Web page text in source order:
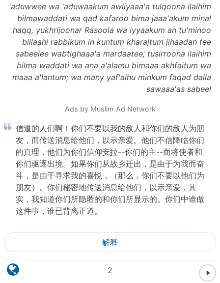
'aduwwee wa 'aduwaakum awliyaaa'a tulqoona ilaihim
bilmawaddati wa qad kafaroo bima jaaa'akum minal
haqq, yukhrijoonar Rasoola wa iyyaakum an tu'minoo
billaahi rabbikum in kuntum kharajtum jihaadan fee
sabeelee wabtighaaa'a mardaatee; tusirroona ilaihim
bilma waddati wa ana a'alamu bimaaa akhfaitum wa
maaa a'lantum; wa many yaf'alhu minkum faqad dalla
sawaaa'as sabeel
Ads by Muslim Ad Network
信道的人们啊！你们不要以我的敌人和你们的敌人为朋
友，而传送消息给他们，以示亲爱。他们不信降临你们
的真理，他们为你们信仰安拉--你们的主--而将使者和
你们驱逐出境。如果你们从故乡迁出，是由于为我而奋
斗，是由于寻求我的喜悦，（那么，你们不要以他们为
朋友）。你们秘密地传送消息给他们，以示亲爱，其
实，我知道你们所隐匿的和你们所显示的。你们中谁做
这件事，谁已背离正道。
解释
2